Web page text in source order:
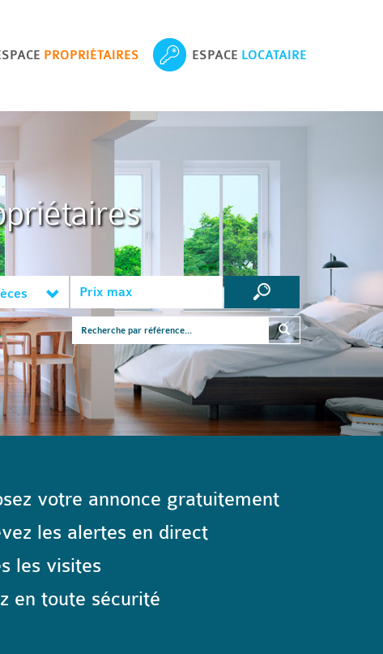
PROPRIÉTAIRES ESPACE LOCATAIRE
votre annonce gratuitement
les alertes en direct
les visites
en toute sécurité